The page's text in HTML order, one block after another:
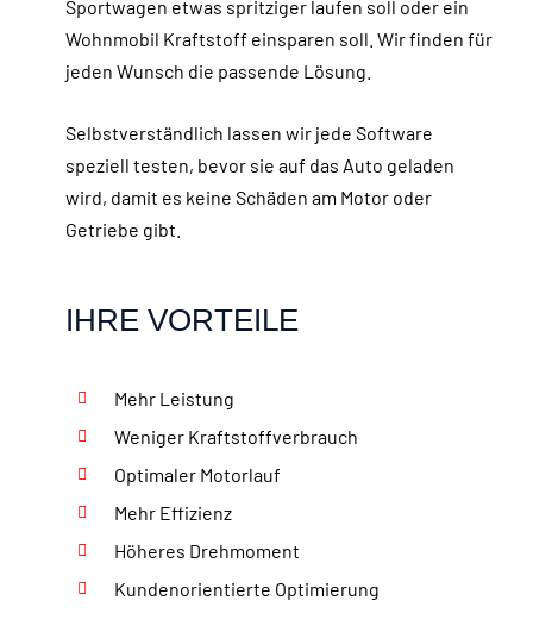
Sportwagen etwas spritziger laufen soll oder ein
Wohnmobil Kraftstoff einsparen soll. Wir finden für
jeden Wunsch die passende Lösung.
Selbstverständlich lassen wir jede Software
speziell testen, bevor sie auf das Auto geladen
wird, damit es keine Schäden am Motor oder
Getriebe gibt.
IHRE VORTEILE
Mehr Leistung
Weniger Kraftstoffverbrauch
Optimaler Motorlauf
Mehr Effizienz
Höheres Drehmoment
Kundenorientierte Optimierung